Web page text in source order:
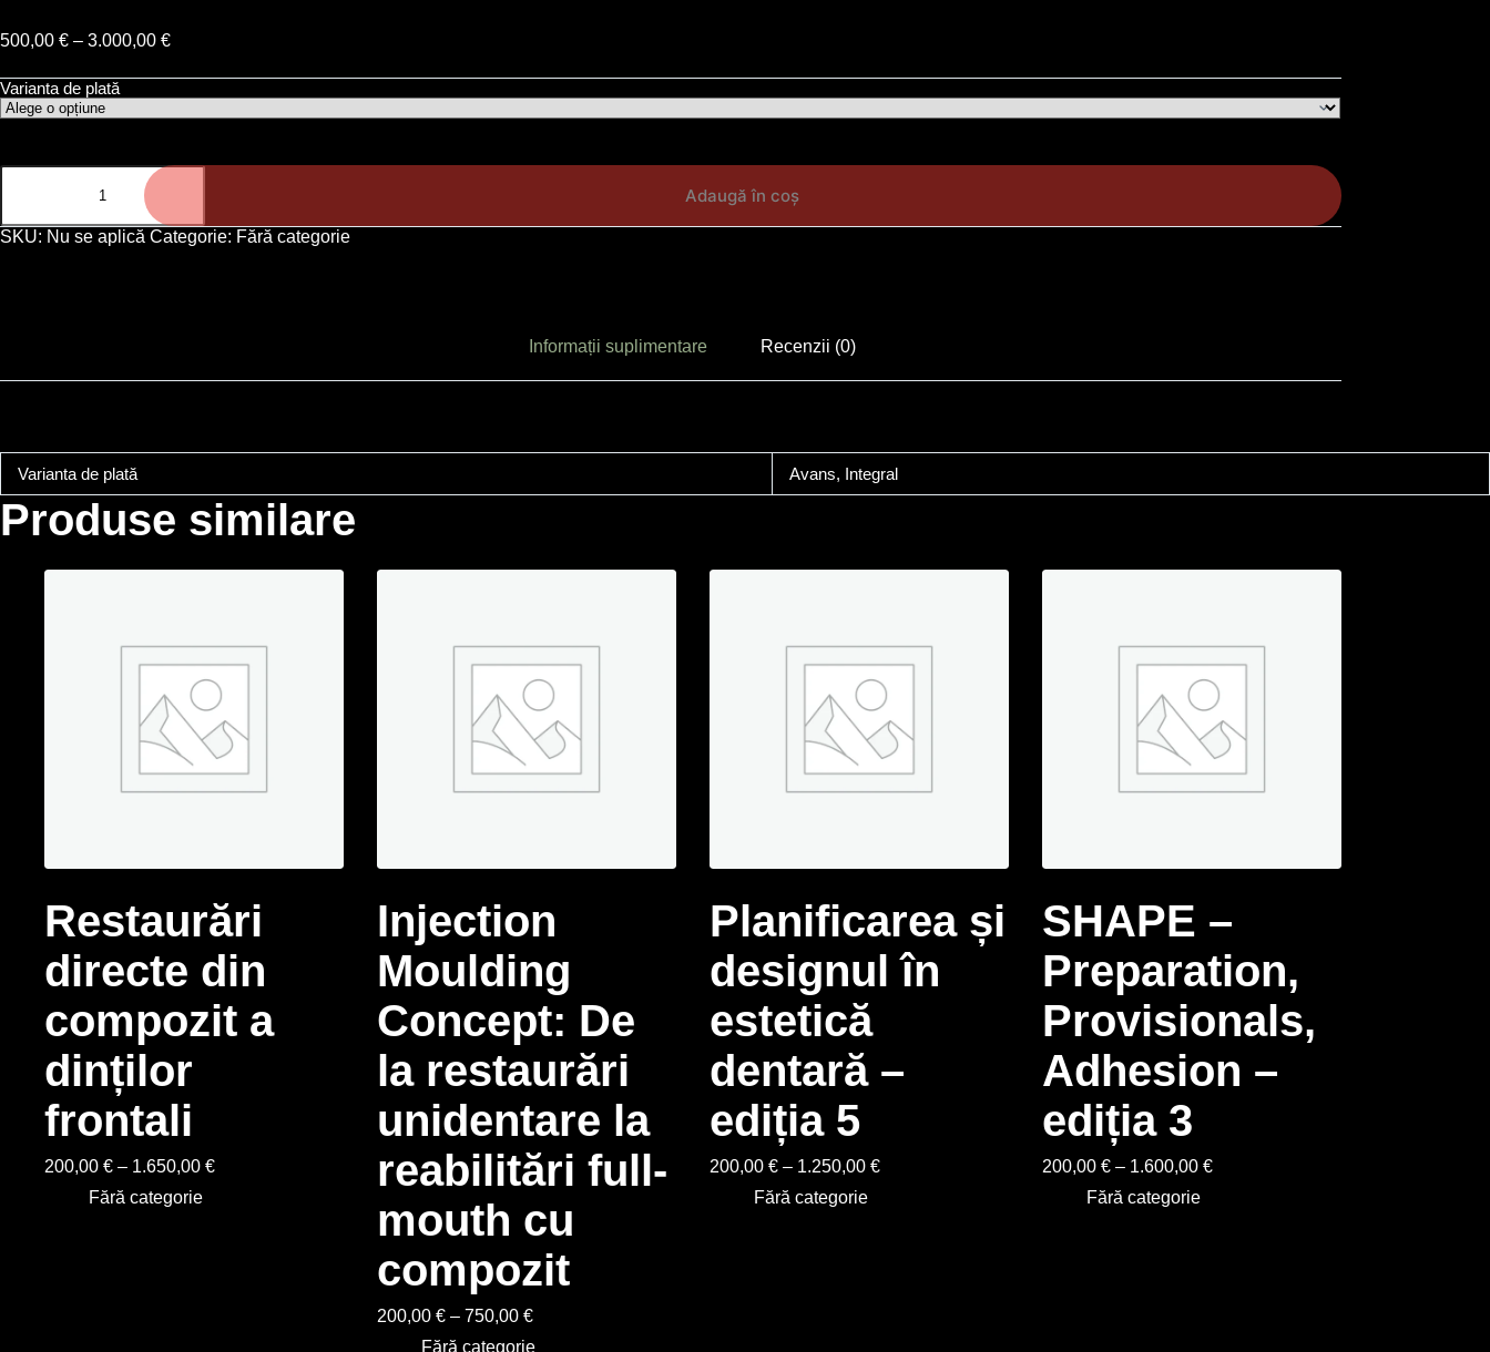
500,00 € – 3.000,00 €
Varianta de plată
Adaugă în coș
SKU: Nu se aplică Categorie: Fără categorie
Informații suplimentare Recenzii (0)
Varianta de plată Avans, Integral
Produse similare
Restaurări
directe din
compozit a
dinților
frontali
200,00 € – 1.650,00 €
Fără categorie
Injection
Moulding
Concept: De
la restaurări
unidentare la
reabilitări full-
mouth cu
compozit
200,00 € – 750,00 €
Fără categorie
Planificarea și
designul în
estetică
dentară –
ediția 5
200,00 € – 1.250,00 €
Fără categorie
SHAPE –
Preparation,
Provisionals,
Adhesion –
ediția 3
200,00 € – 1.600,00 €
Fără categorie